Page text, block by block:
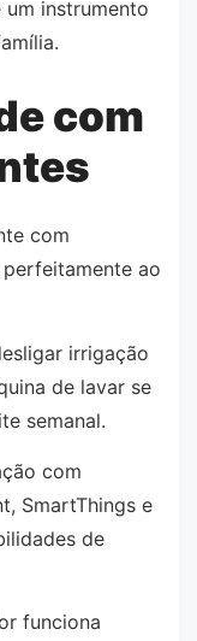
instrumento
com
com
ao
irrigação
de lavar se
semanal.
com
SmartThings e
de
funciona